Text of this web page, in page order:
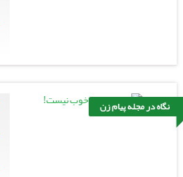
نگاه در مجله پیام زن